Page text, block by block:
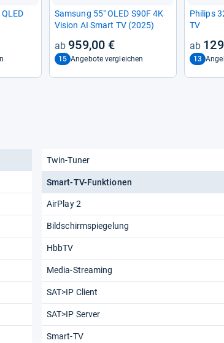
Sam­sung 55" OLED S90F 4K
Vision AI Smart TV (2025)
959,00 €
15 Angebote vergleichen
Phi­lips
TV
13
Twin-Tuner
Smart-TV-Funktionen
AirPlay 2
Bildschirmspiegelung
HbbTV
Media-Streaming
SAT>IP Client
SAT>IP Server
Smart-TV